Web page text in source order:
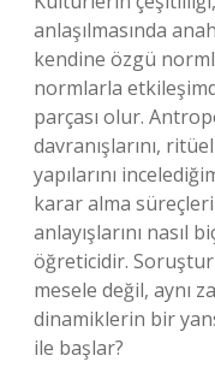
anlaşılmasında
kendine özgü
normlarla
parçası olur.
davranışlarını,
yapılarını
karar alma
anlayışlarını nasıl
öğreticidir.
mesele değil, aynı
dinamiklerin bir
ile başlar?